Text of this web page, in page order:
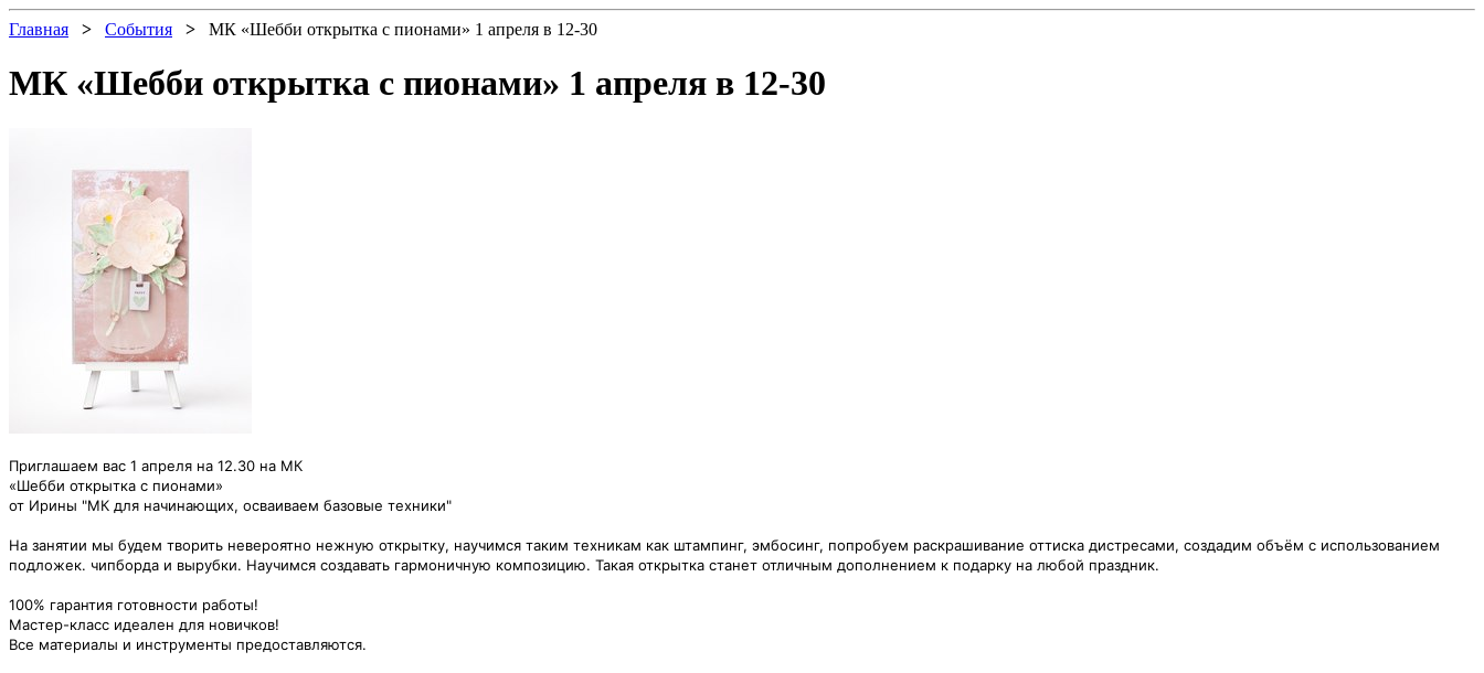
Главная > События > МК «Шебби открытка с пионами» 1 апреля в 12-30
МК «Шебби открытка с пионами» 1 апреля в 12-30
Приглашаем вас 1 апреля на 12.30 на МК
«Шебби открытка с пионами»
от Ирины "МК для начинающих, осваиваем базовые техники"
На занятии мы будем творить невероятно нежную открытку, научимся таким техникам как штампинг, эмбосинг, попробуем раскрашивание оттиска дистресами, создадим объём с использованием
подложек. чипборда и вырубки. Научимся создавать гармоничную композицию. Такая открытка станет отличным дополнением к подарку на любой праздник.
100% гарантия готовности работы!
Мастер-класс идеален для новичков!
Все материалы и инструменты предоставляются.